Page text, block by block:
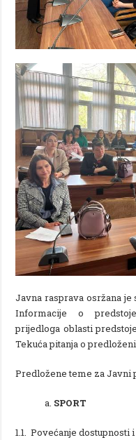
Javna rasprava osržana
Informacije o
prijedloga oblasti
Tekuća pitanja o
Predložene teme za Javni
SPORT
1.1. Povećanje